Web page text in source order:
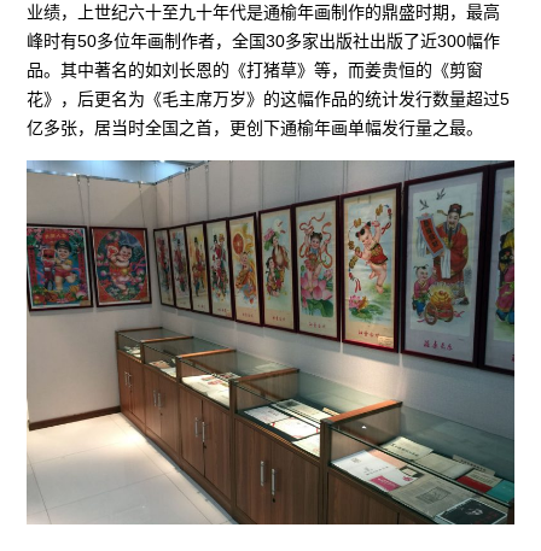
业绩，上世纪六十至九十年代是通榆年画制作的鼎盛时期，最高
峰时有50多位年画制作者，全国30多家出版社出版了近300幅作
品。其中著名的如刘长恩的《打猪草》等，而姜贵恒的《剪窗
花》，后更名为《毛主席万岁》的这幅作品的统计发行数量超过5
亿多张，居当时全国之首，更创下通榆年画单幅发行量之最。